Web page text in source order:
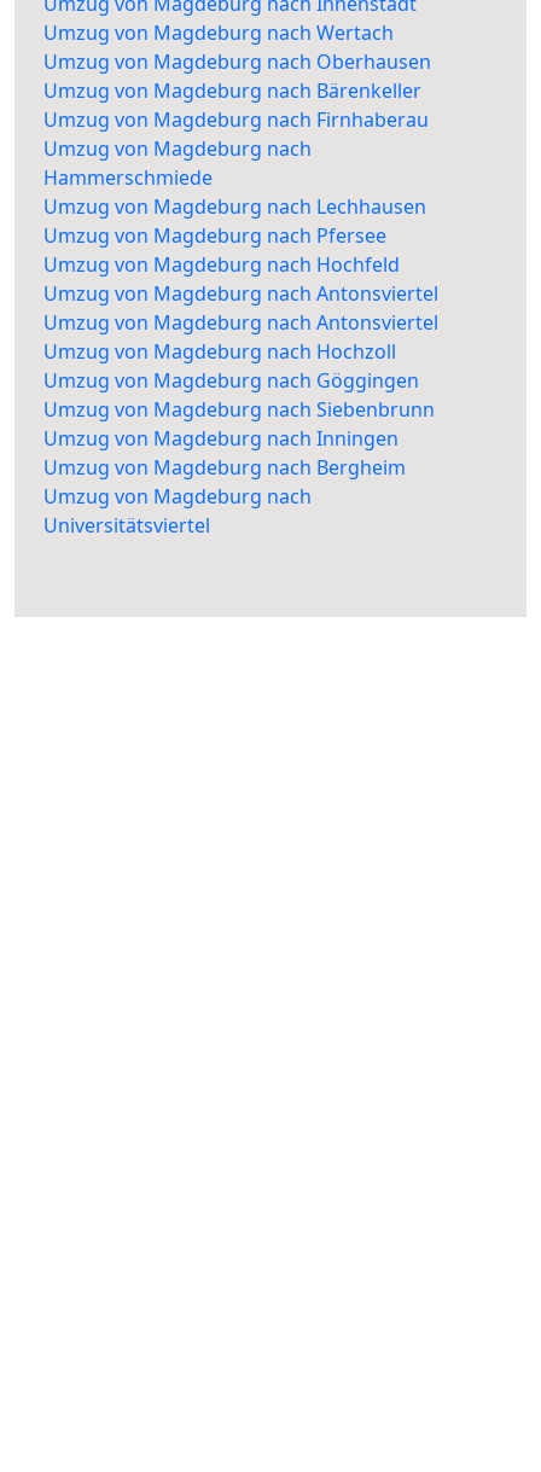
Umzug von Magdeburg nach Wertach
Umzug von Magdeburg nach Oberhausen
Umzug von Magdeburg nach Bärenkeller
Umzug von Magdeburg nach Firnhaberau
Umzug von Magdeburg nach
Hammerschmiede
Umzug von Magdeburg nach Lechhausen
Umzug von Magdeburg nach Pfersee
Umzug von Magdeburg nach Hochfeld
Umzug von Magdeburg nach Antonsviertel
Umzug von Magdeburg nach Antonsviertel
Umzug von Magdeburg nach Hochzoll
Umzug von Magdeburg nach Göggingen
Umzug von Magdeburg nach Siebenbrunn
Umzug von Magdeburg nach Inningen
Umzug von Magdeburg nach Bergheim
Umzug von Magdeburg nach
Universitätsviertel